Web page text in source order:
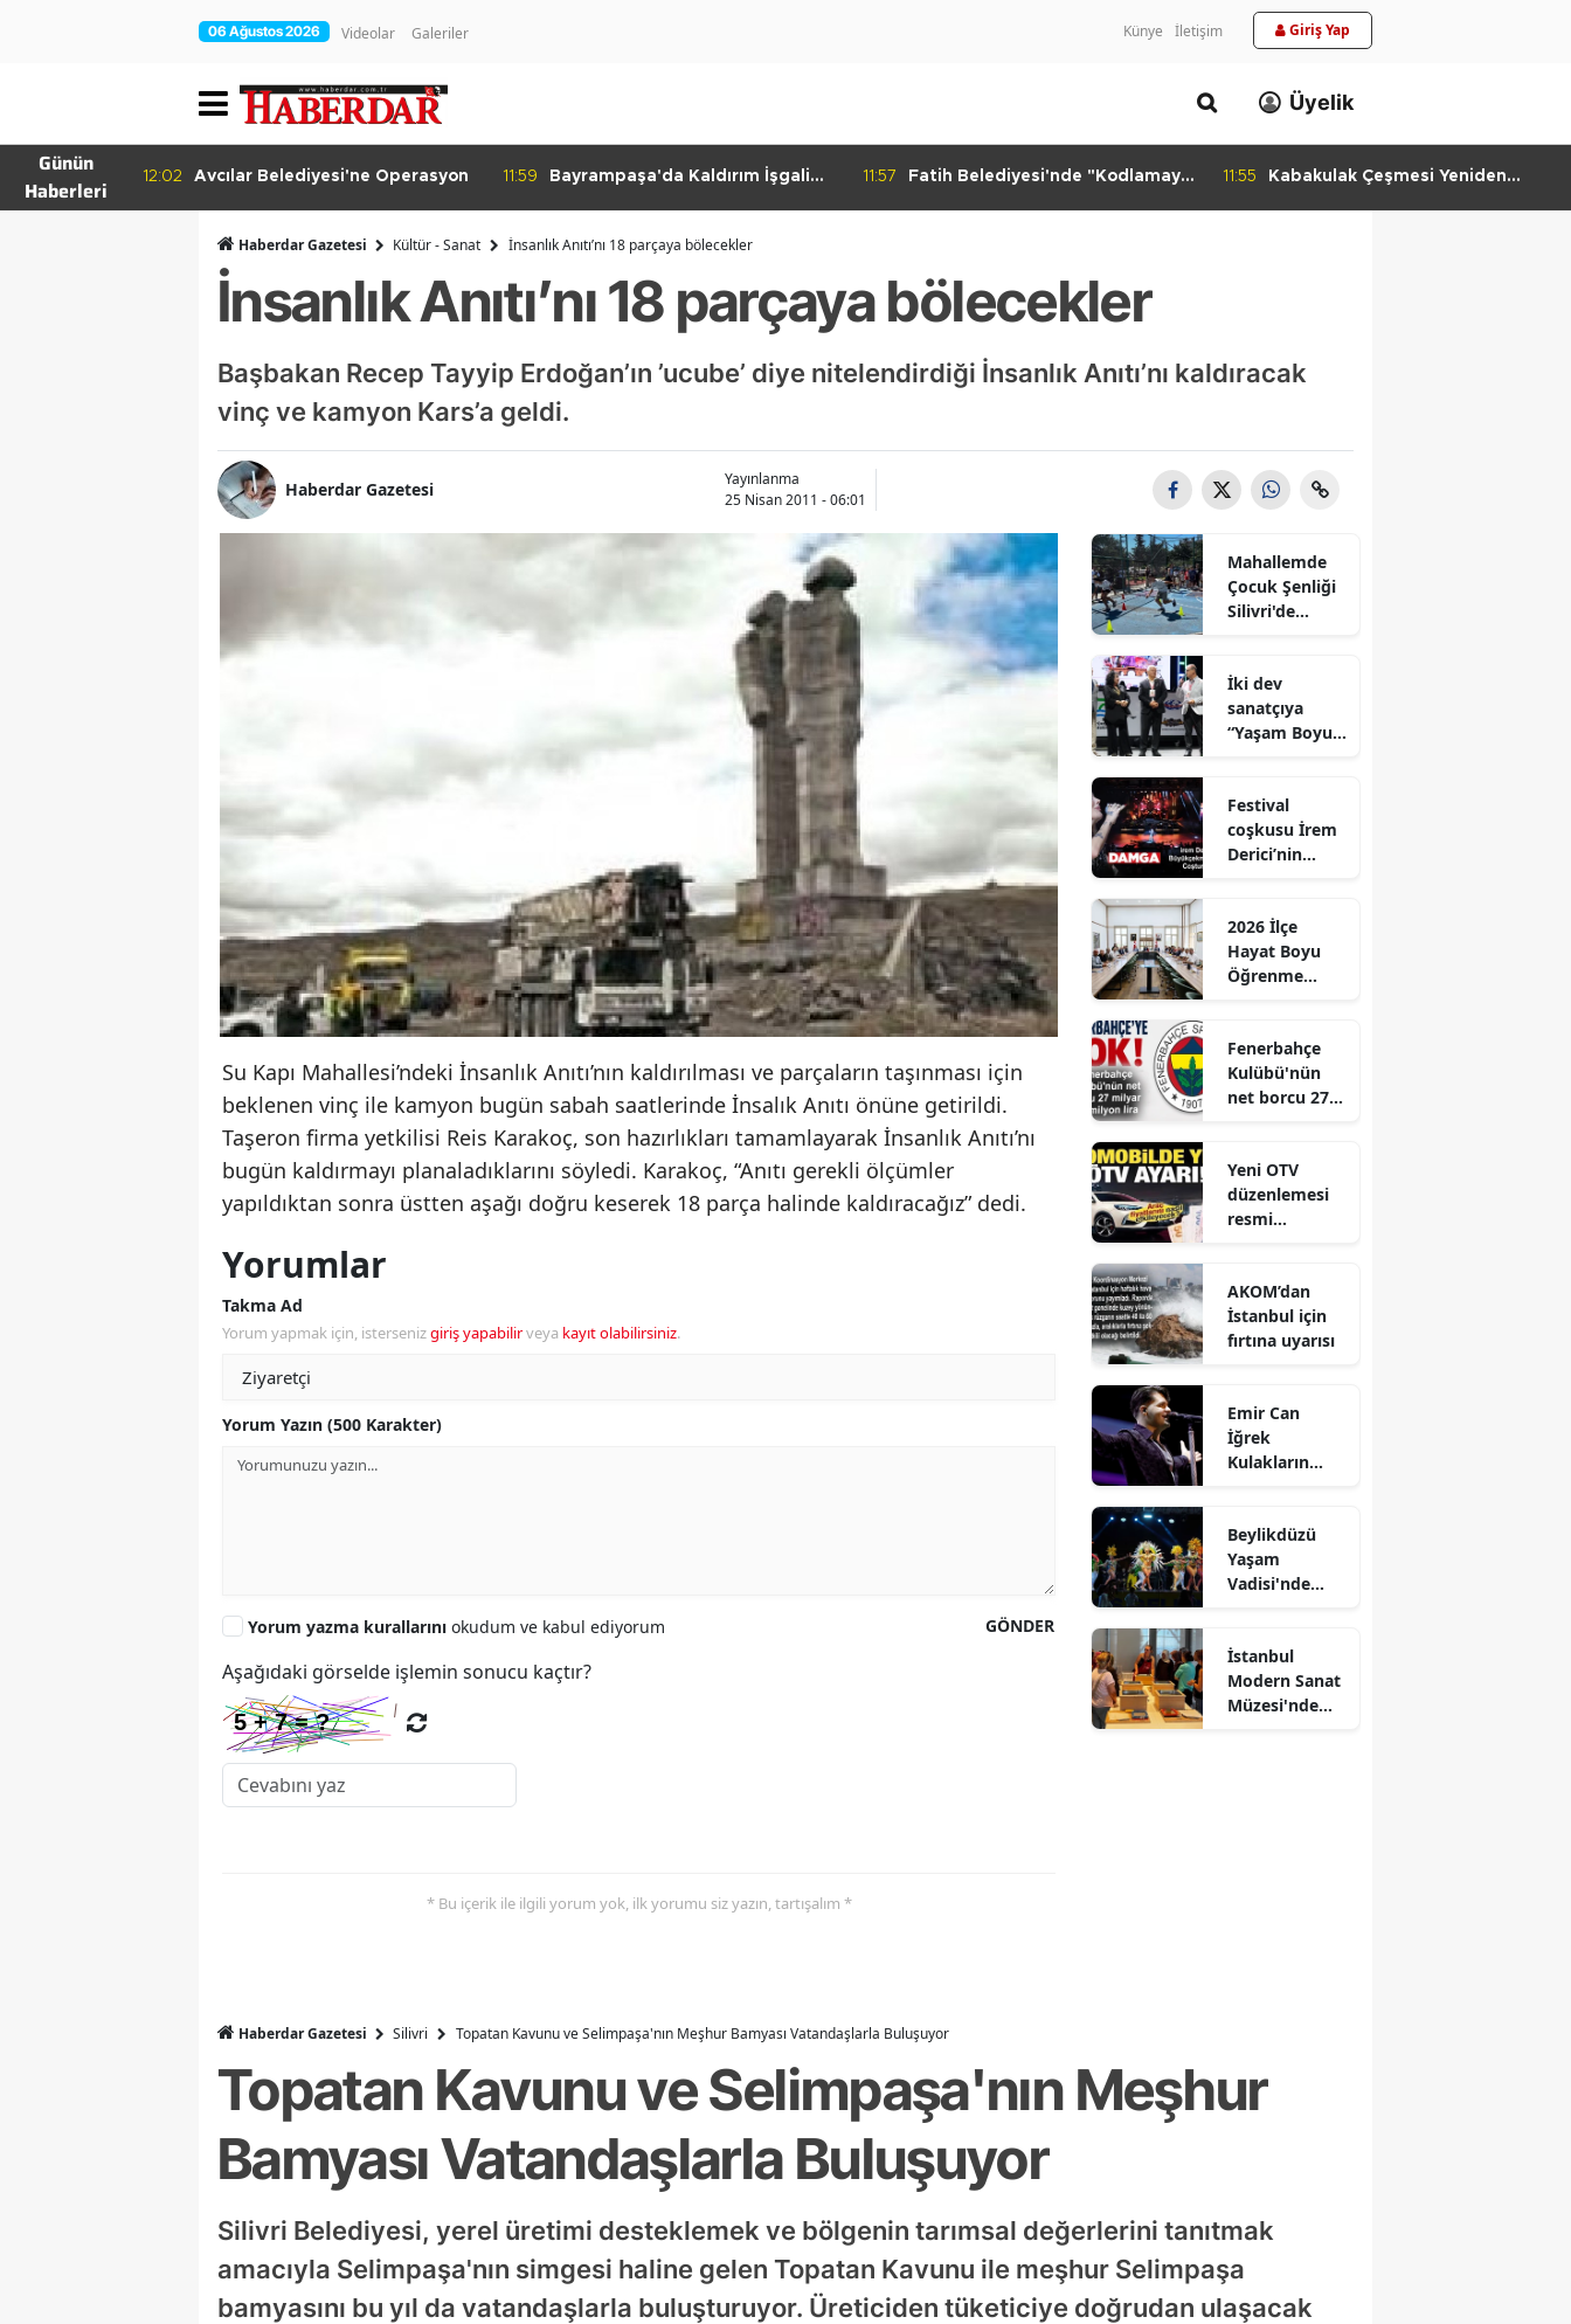
06 Ağustos 2026 Videolar Galeriler Künye İletişim Giriş Yap
Üyelik
Günün
Haberleri
12:02 Avcılar Belediyesi'ne Operasyon 11:59
Bayrampaşa'da Kaldırım İşgali
11:57
Fatih Belediyesi'nde "Kodlamaya
11:55
Kabakulak Çeşmesi Yeniden
Haberdar Gazetesi Kültür - Sanat İnsanlık Anıtı’nı 18 parçaya bölecekler
İnsanlık Anıtı’nı 18 parçaya bölecekler
Başbakan Recep Tayyip Erdoğan’ın ’ucube’ diye nitelendirdiği İnsanlık Anıtı’nı kaldıracak
vinç ve kamyon Kars’a geldi.
Haberdar Gazetesi
Yayınlanma
25 Nisan 2011 - 06:01
Su Kapı Mahallesi’ndeki İnsanlık Anıtı’nın kaldırılması ve parçaların taşınması için
beklenen vinç ile kamyon bugün sabah saatlerinde İnsalık Anıtı önüne getirildi.
Taşeron firma yetkilisi Reis Karakoç, son hazırlıkları tamamlayarak İnsanlık Anıtı’nı
bugün kaldırmayı planaladıklarını söyledi. Karakoç, “Anıtı gerekli ölçümler
yapıldıktan sonra üstten aşağı doğru keserek 18 parça halinde kaldıracağız” dedi.
Yorumlar
Takma Ad
Yorum yapmak için, istersenizgiriş yapabilirveya kayıt olabilirsiniz.
Yorum Yazın (500 Karakter)
GÖNDER
Yorum yazma kurallarını okudum ve kabul ediyorum
Aşağıdaki görselde işlemin sonucu kaçtır?
* Bu içerik ile ilgili yorum yok, ilk yorumu siz yazın, tartışalım *
Mahallemde
Çocuk Şenliği
Silivri'de
iİki dev
sanatçıya
“Yaşam Boyu
Festival
coşkusu İrem
Derici’nin
2026 İlçe
Hayat Boyu
Öğrenme
Gerçekleştirild
i
Fenerbahçe
Kulübü'nün
net borcu 27
Yeni OTV
düzenlemesi
resmi
AKOM’dan
İstanbul için
fırtına uyarısı
Emir Can
İğrek
Kulakların
Beylikdüzü
Yaşam
Vadisi'nde
İstanbul
Modern Sanat
Müzesi'nde
Haberdar Gazetesi Silivri Topatan Kavunu ve Selimpaşa'nın Meşhur Bamyası Vatandaşlarla Buluşuyor
Topatan Kavunu ve Selimpaşa'nın Meşhur
Bamyası Vatandaşlarla Buluşuyor
Silivri Belediyesi, yerel üretimi desteklemek ve bölgenin tarımsal değerlerini tanıtmak
amacıyla Selimpaşa'nın simgesi haline gelen Topatan Kavunu ile meşhur Selimpaşa
bamyasını bu yıl da vatandaşlarla buluşturuyor. Üreticiden tüketiciye doğrudan ulaşacak